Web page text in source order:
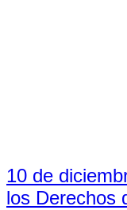
10 de
los Derechos